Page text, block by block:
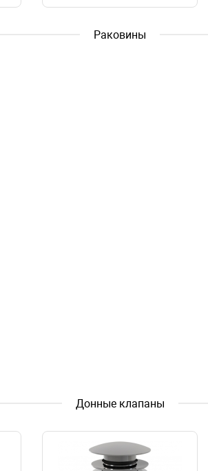
Раковины
Донные клапаны